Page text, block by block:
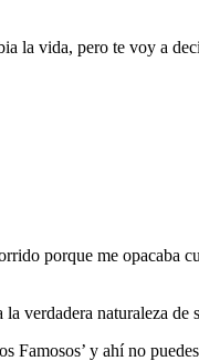
la vida, pero te voy a
porque me opacaba
verdadera naturaleza de
Famosos’ y ahí no